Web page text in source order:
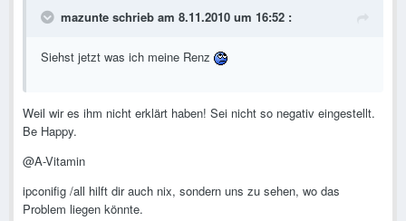
mazunte schrieb am 8.11.2010 um 16:52 :
Siehst jetzt was ich meine Renz
Weil wir es ihm nicht erklärt haben! Sei nicht so negativ eingestellt.
Be Happy.
@A-Vitamin
ipconifig /all hilft dir auch nix, sondern uns zu sehen, wo das
Problem liegen könnte.